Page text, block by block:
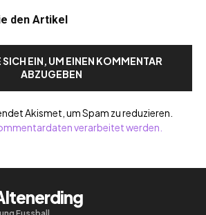
den Artikel
EIN, UM EINEN KOMMENTAR
ABZUGEBEN
Akismet, um Spam zu reduzieren.
verarbeitet werden.